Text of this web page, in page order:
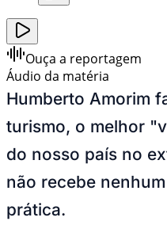
Ouça a reportagem
Áudio da matéria
Humberto Amorim
turismo, o melhor
do nosso país no
não recebe
prática.